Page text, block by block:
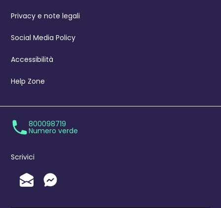
Privacy e note legali
Social Media Policy
Accessibilità
Help Zone
800098719
Numero verde
Scrivici
Invia un'Email
Messenger